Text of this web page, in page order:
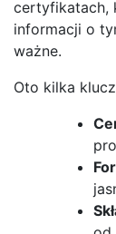
certyfikatach,
informacji o
ważne.
Oto kilka